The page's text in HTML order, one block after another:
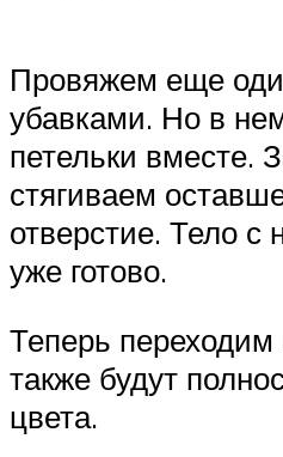
Провяжем еще
убавками. Но в
петельки вместе.
стягиваем
отверстие. Тело с
уже готово.
Теперь
также будут
цвета.